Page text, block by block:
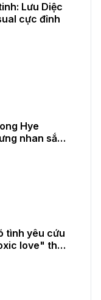
Lưu Diệc
cực đỉnh
Hye
nhan sắc
tình yêu cứu
love" thời